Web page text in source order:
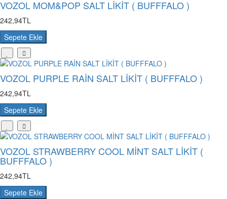
VOZOL MOM&POP SALT LİKİT ( BUFFFALO )
242,94TL
Sepete Ekle
VOZOL PURPLE RAİN SALT LİKİT ( BUFFFALO )
242,94TL
Sepete Ekle
VOZOL STRAWBERRY COOL MİNT SALT LİKİT (
BUFFFALO )
242,94TL
Sepete Ekle